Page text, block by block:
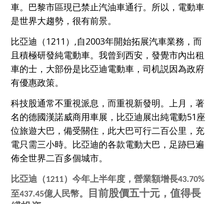
車。巴黎市區現已禁止汽油車通行。所以，電動車
是世界大趨勢，很有前景。
比亞迪（1211）,自2003年開始拓展汽車業務，而
且積極研發純電動車。我曾到西安，發覺市內出租
車的士，大部份是比亞迪電動車，司机説因為政府
有優惠政策。
科技股通常不重視派息，而重視新發明。上月，著
名的德國漢諾威商用車展，比亞迪展出純電動51座
位旅遊大巴，備受關住，此大巴可行二百公里， 充
電只需三小時。比亞迪的各款電動大巴，足跡巳遍
佈全世界二百多個城市。
比亞迪（1211）今年上半年度，營業額增長43.70%
至437.45億人民幣。
目前股價五十元 ，值得長